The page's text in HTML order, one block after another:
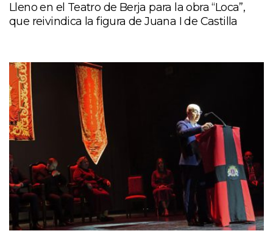
Lleno en el Teatro de Berja para la obra “Loca”,
que reivindica la figura de Juana I de Castilla